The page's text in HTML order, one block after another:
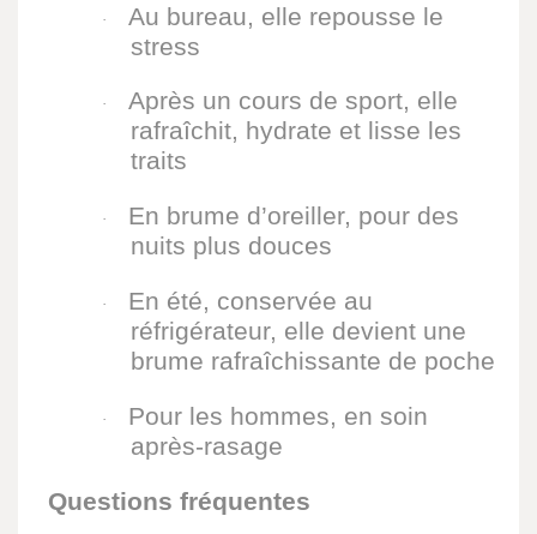
·
Au bureau, elle repousse le
stress
·
Après un cours de sport, elle
rafraîchit, hydrate et lisse les
traits
·
En brume d’oreiller, pour des
nuits plus douces
·
En été, conservée au
réfrigérateur, elle devient une
brume rafraîchissante de poche
·
Pour les hommes, en soin
après-rasage
Questions fréquentes